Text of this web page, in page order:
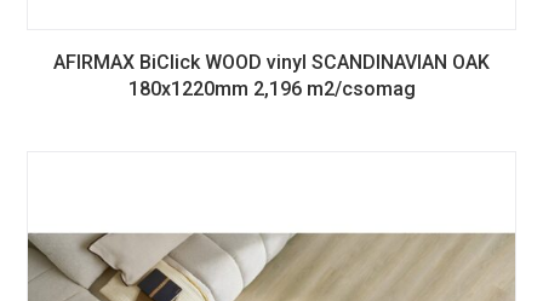
AFIRMAX BiClick WOOD vinyl SCANDINAVIAN OAK
180x1220mm 2,196 m2/csomag